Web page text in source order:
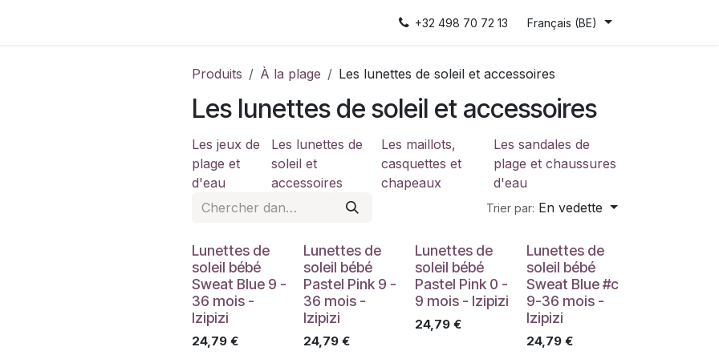
+32 498 70 72 13 Français (BE)
Produits À la plage Les lunettes de soleil et accessoires
Les lunettes de soleil et accessoires
Les jeux de
plage et
d'eau
Les lunettes de
soleil et
accessoires
Les maillots,
casquettes et
chapeaux
Les sandales de
plage et chaussures
d'eau
Trier par: En vedette
Lunettes de
soleil bébé
Sweat Blue 9 -
36 mois -
Izipizi
24,79 €
Lunettes de
soleil bébé
Pastel Pink 9 -
36 mois -
Izipizi
24,79€
Lunettes de
soleil bébé
Pastel Pink 0 -
9 mois - Izipizi
24,79€
Lunettes de
soleil bébé
Sweat Blue #c
9-36 mois -
Izipizi
24,79€